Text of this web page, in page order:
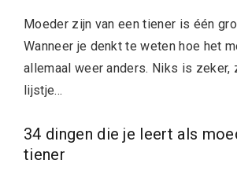
Moeder zijn van een tiener is één
Wanneer je denkt te weten hoe het
allemaal weer anders. Niks is zeker,
lijstje…
34 dingen die je leert als
tiener